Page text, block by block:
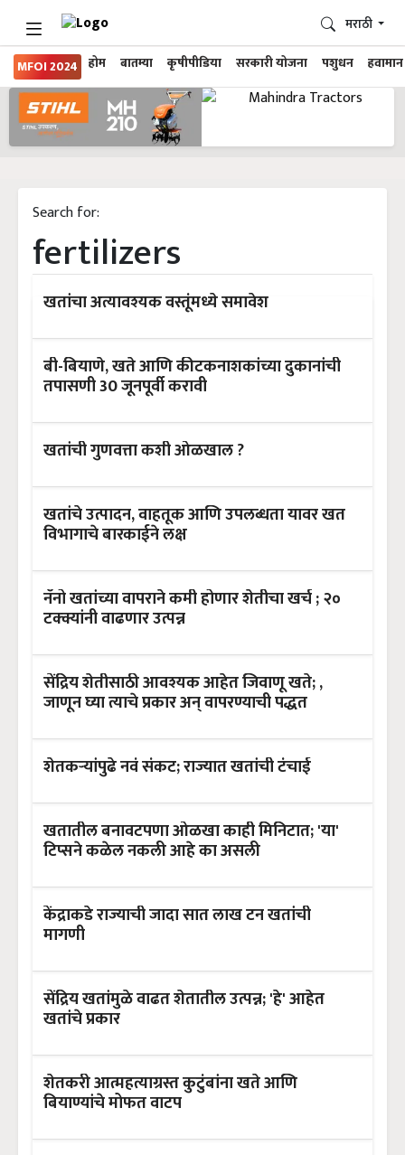
MFOI 2024 होम बातम्या कृषीपीडिया सरकारी योजना पशुधन हवामान
मराठी
Search for:
fertilizers
खतांचा अत्यावश्यक वस्तूंमध्ये समावेश
बी-बियाणे, खते आणि कीटकनाशकांच्या दुकानांची
तपासणी 30 जूनपूर्वी करावी
खतांची गुणवत्ता कशी ओळखाल ?
खतांचे उत्पादन, वाहतूक आणि उपलब्धता यावर खत
विभागाचे बारकाईने लक्ष
नॅनो खतांच्या वापराने कमी होणार शेतीचा खर्च ; २०
टक्क्यांनी वाढणार उत्पन्न
सेंद्रिय शेतीसाठी आवश्यक आहेत जिवाणू खते; ,
जाणून घ्या त्याचे प्रकार अन् वापरण्याची पद्धत
शेतकऱ्यांपुढे नवं संकट; राज्यात खतांची टंचाई
खतातील बनावटपणा ओळखा काही मिनिटात; 'या'
टिप्सने कळेल नकली आहे का असली
केंद्राकडे राज्याची जादा सात लाख टन खतांची
मागणी
सेंद्रिय खतांमुळे वाढत शेतातील उत्पन्न; 'हे' आहेत
खतांचे प्रकार
शेतकरी आत्महत्याग्रस्त कुटुंबांना खते आणि
बियाण्यांचे मोफत वाटप